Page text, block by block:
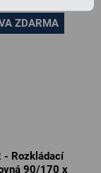
ZDARMA
- Rozkládací
90/170 x